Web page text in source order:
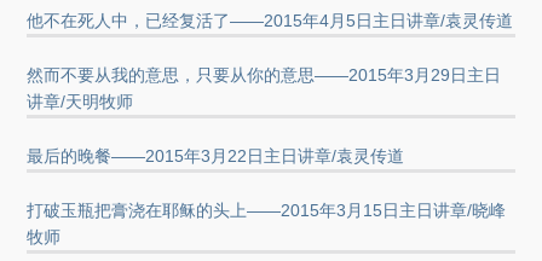
他不在死人中，已经复活了——2015年4月5日主日讲章/袁灵传道
然而不要从我的意思，只要从你的意思——2015年3月29日主日
讲章/天明牧师
最后的晚餐——2015年3月22日主日讲章/袁灵传道
打破玉瓶把膏浇在耶稣的头上——2015年3月15日主日讲章/晓峰
牧师